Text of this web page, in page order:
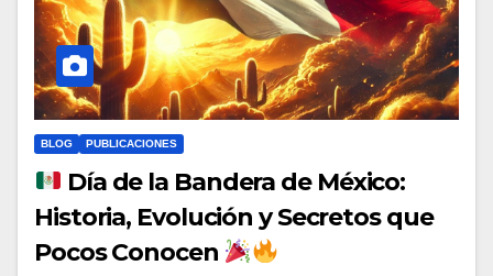
BLOG PUBLICACIONES
Día de la Bandera de México:
Historia, Evolución y Secretos que
Pocos Conocen